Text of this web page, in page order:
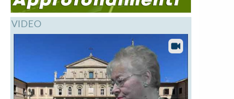
VIDEO